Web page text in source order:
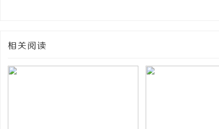
相关阅读